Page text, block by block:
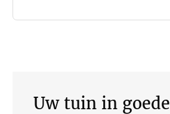
Uw tuin in goede